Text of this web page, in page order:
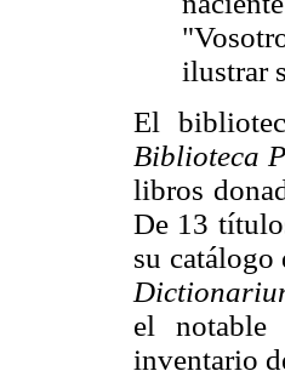
ilustrar
El
Biblioteca
libros
De 13
su catálogo
el notable
inventario